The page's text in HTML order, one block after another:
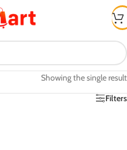
Showing the single result
Filters